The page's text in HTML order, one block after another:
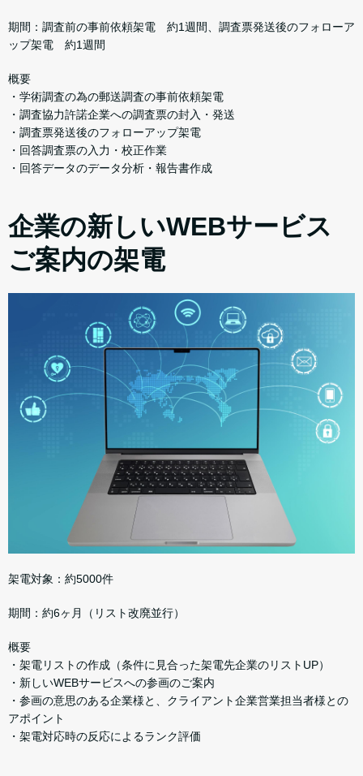
期間：調査前の事前依頼架電 約1週間、調査票発送後のフォローア
ップ架電 約1週間
概要
・学術調査の為の郵送調査の事前依頼架電
・調査協力許諾企業への調査票の封入・発送
・調査票発送後のフォローアップ架電
・回答調査票の入力・校正作業
・回答データのデータ分析・報告書作成
企業の新しいWEBサービス
ご案内の架電
架電対象：約5000件
期間：約6ヶ月（リスト改廃並行）
概要
・架電リストの作成（条件に見合った架電先企業のリストUP）
・新しいWEBサービスへの参画のご案内
・参画の意思のある企業様と、クライアント企業営業担当者様との
アポイント
・架電対応時の反応によるランク評価